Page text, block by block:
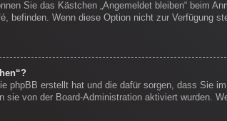
Sie das Kästchen „Angemeldet bleiben“ beim
befinden. Wenn diese Option nicht zur Verfügung
phpBB erstellt hat und die dafür sorgen, dass Sie
sie von der Board-Administration aktiviert wurden.